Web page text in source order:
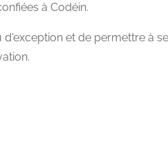
à Codéin.
et de permettre à